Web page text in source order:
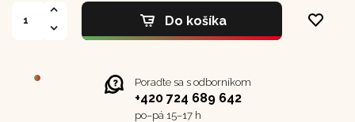
Do košíka
Poraďte sa s odborníkom
+420 724 689 642
po–⁠⁠⁠⁠⁠⁠pá 15–17 h